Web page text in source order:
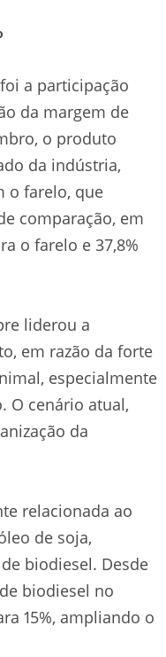
a participação
da margem de
o produto
da indústria,
o farelo, que
comparação, em
o farelo e 37,8%
liderou a
em razão da forte
especialmente
O cenário atual,
da
relacionada ao
de soja,
biodiesel. Desde
biodiesel no
15%, ampliando o